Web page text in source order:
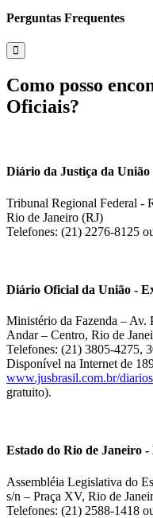
Perguntas Frequentes
Como posso
Oficiais?
Diário da Justiça da União
Tribunal Regional Federal -
Rio de Janeiro (RJ)
Telefones: (21) 2276-8125
Diário Oficial da União -
Ministério da Fazenda – Av.
Andar – Centro, Rio de
Telefones: (21) 3805-4275,
Disponível na Internet de
www.jusbrasil.com.br/diarios
gratuito).
Estado do Rio de Janeiro
Assembléia Legislativa do
s/n – Praça XV, Rio de
Telefones: (21) 2588-1418